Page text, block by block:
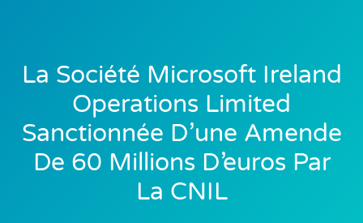
La Société Microsoft Ireland
Operations Limited
Sanctionnée D’une Amende
De 60 Millions D’euros Par
La CNIL